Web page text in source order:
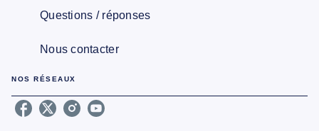
Questions / réponses
Nous contacter
NOS RÉSEAUX